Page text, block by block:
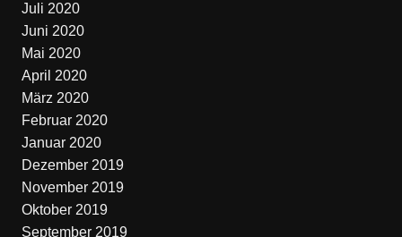
Juli 2020
Juni 2020
Mai 2020
April 2020
März 2020
Februar 2020
Januar 2020
Dezember 2019
November 2019
Oktober 2019
September 2019